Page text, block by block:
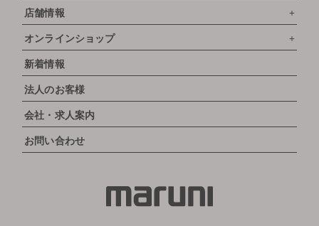
店舗情報
オンラインショップ
新着情報
法人のお客様
会社・求人案内
お問い合わせ